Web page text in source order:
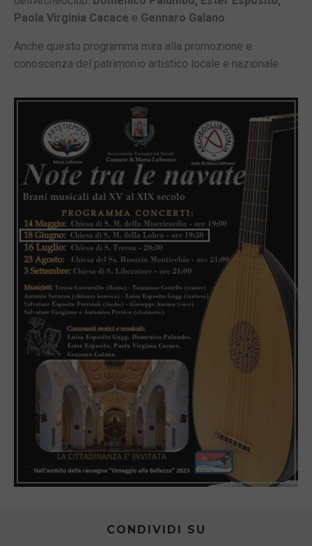
Paola Virginia Cacace e Gennaro Galano.
Anche questo programma mira alla promozione e
conoscenza del patrimonio artistico locale e nazionale.
CONDIVIDI SU